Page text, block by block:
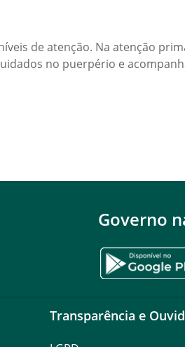
de atenção. Na atenção
no puerpério e
Governo
Transparência e